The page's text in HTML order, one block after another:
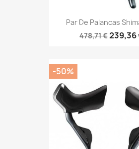
Par De Palancas
478,71 €239,36
-50%